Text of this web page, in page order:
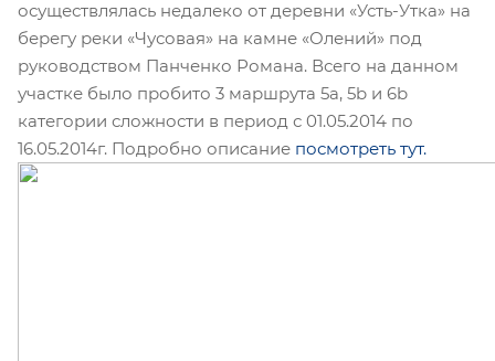
осуществлялась недалеко от деревни «Усть-Утка» на
берегу реки «Чусовая» на камне «Олений» под
руководством Панченко Романа. Всего на данном
участке было пробито 3 маршрута 5а, 5b и 6b
категории сложности в период с 01.05.2014 по
16.05.2014г. Подробно описание посмотреть тут.